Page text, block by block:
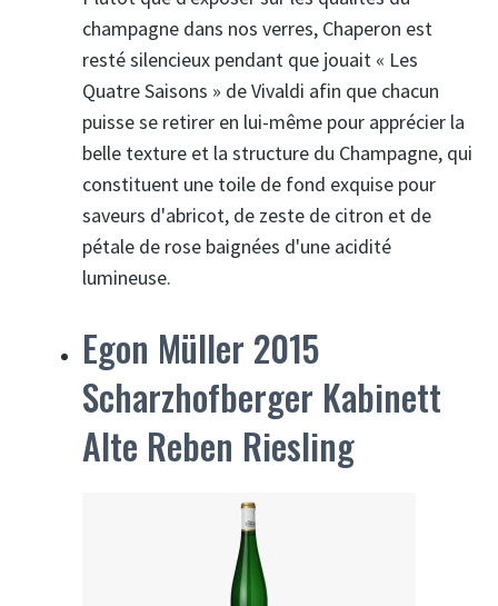
champagne dans nos verres, Chaperon est
resté silencieux pendant que jouait « Les
Quatre Saisons » de Vivaldi afin que chacun
puisse se retirer en lui-même pour apprécier la
belle texture et la structure du Champagne, qui
constituent une toile de fond exquise pour
saveurs d'abricot, de zeste de citron et de
pétale de rose baignées d'une acidité
lumineuse.
Egon Müller 2015
Scharzhofberger Kabinett
Alte Reben Riesling